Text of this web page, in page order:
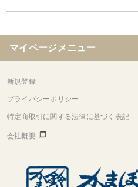
マイページメニュー
新規登録
プライバシーポリシー
特定商取引に関する法律に基づく表記
会社概要